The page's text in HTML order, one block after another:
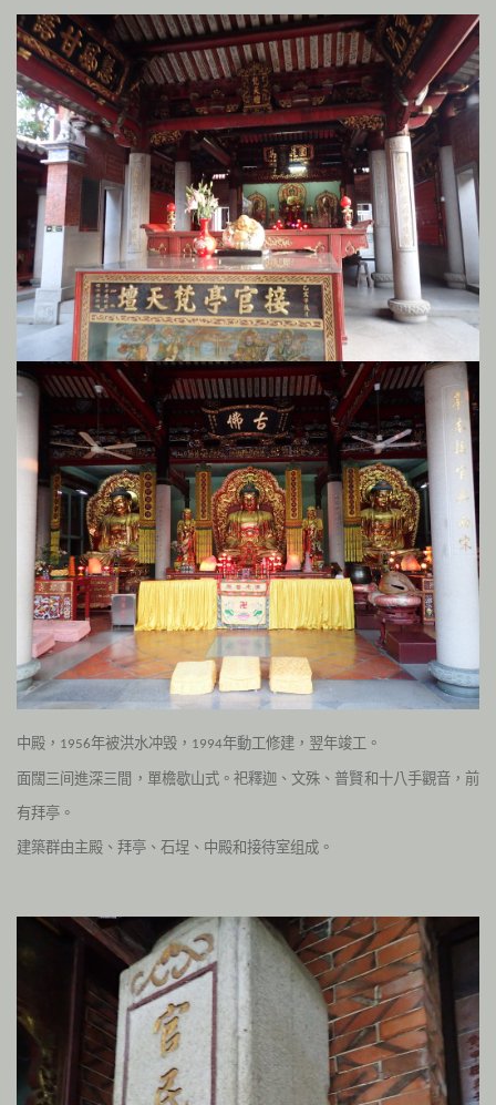
中殿， 1956年被洪水冲毁， 1994年動工修建，翌年竣工。
面闊三间進深三間，單檐歇山式。祀釋迦、文殊、普賢和十八手觀音，前
有拜亭。
建築群由主殿、拜亭、石埕、中殿和接待室组成 。